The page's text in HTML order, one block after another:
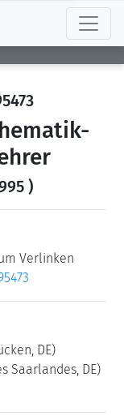
)
Verlinken
DE)
Saarlandes, DE)